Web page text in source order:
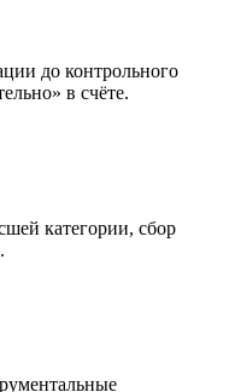
до контрольного
в счёте.
категории, сбор